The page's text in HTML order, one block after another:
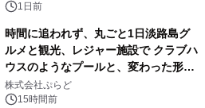
ボグッズも発売決定！
1日前
時間に追われず、丸ごと1日淡路島グ
ルメと観光、レジャー施設で クラブハ
ウスのようなプールと、変わった形の
サウナも 「THE BOXY AWAJI」のお
得な素泊まり連泊プランで
株式会社ぷらど
15時間前